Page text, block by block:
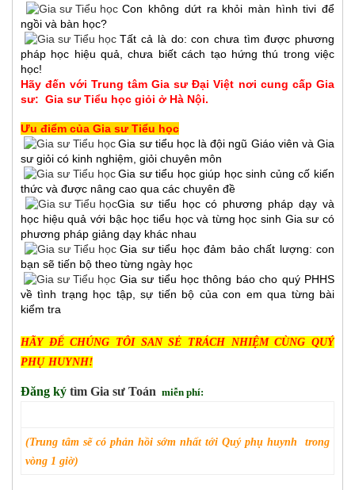
Con không dứt ra khỏi màn hình tivi để
ngồi và bàn học?
Tất cả là do: con chưa tìm được phương
pháp học hiệu quả, chưa biết cách tạo hứng thú trong việc
học!
Hãy đến với Trung tâm Gia sư Đại Việt nơi cung cấp Gia
sư: Gia sư Tiểu học giỏi ở Hà Nội.
Ưu điểm của Gia sư Tiểu học
Gia sư tiểu học là đội ngũ Giáo viên và Gia
sư giỏi có kinh nghiệm, giỏi chuyên môn
Gia sư tiểu học giúp học sinh củng cố kiến
thức và được nâng cao qua các chuyên đề
Gia sư tiểu học có phương pháp dạy và
học hiệu quả với bậc học tiểu học và từng học sinh Gia sư có
phương pháp giảng dạy khác nhau
Gia sư tiểu học đảm bảo chất lượng: con
bạn sẽ tiến bộ theo từng ngày học
Gia sư tiểu học thông báo cho quý PHHS
về tình trạng học tập, sự tiến bộ của con em qua từng bài
kiểm tra
HÃY ĐỂ CHÚNG TÔI SAN SẺ TRÁCH NHIỆM CÙNG QUÝ
PHỤ HUYNH!
Đăng ký tìm Gia sư Toán miễn phí:
(Trung tâm sẽ có phản hồi sớm nhất tới Quý phụ huynh trong
vòng 1 giờ)